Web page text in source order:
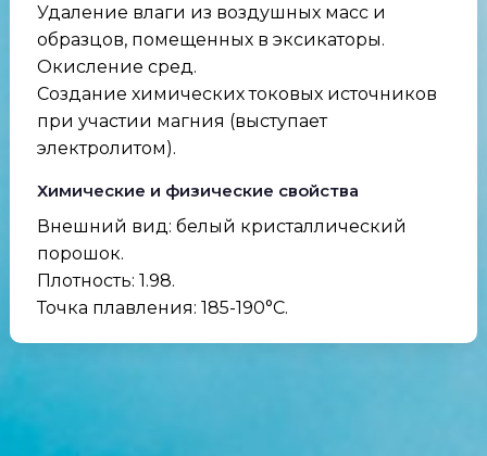
Удаление влаги из воздушных масс и
образцов, помещенных в эксикаторы.
Окисление сред.
Создание химических токовых источников
при участии магния (выступает
электролитом).
Химические и физические свойства
Внешний вид: белый кристаллический
порошок.
Плотность: 1.98.
Точка плавления: 185-190°C.